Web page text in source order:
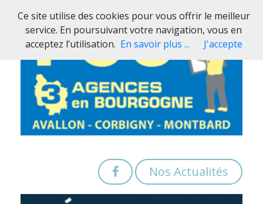
Nos Actualités
Ce site utilise des cookies pour vous offrir le meilleur
service. En poursuivant votre navigation, vous en
acceptez l’utilisation. En savoir plus ... J'accepte